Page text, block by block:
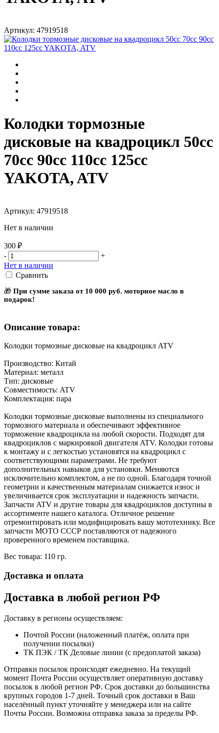
Артикул: 47919518
Колодки тормозные
дисковые на квадроцикл 50cc
70cc 90cc 110cc 125cc
YAKOTA, ATV
Артикул: 47919518
Нет в наличии
300 ₽
-
+
Нет в наличии
Сравнить
🎁 При сумме заказа от 10 000 руб. моторное масло в
подарок!
Описание товара:
Колодки тормозные дисковые на квадроцикл ATV
Производство: Китай
Материал: металл
Тип: дисковые
Совместимость: ATV
Комплектация: пара
Колодки тормозные дисковые выполнены из специального
тормозного материала и обеспечивают эффективное
торможение квадроцикла на любой скорости. Подходят для
квадроциклов с маркировкой двигателя ATV. Колодки готовы
к монтажу и с легкостью установятся на квадроцикл с
соответствующими параметрами. Не требуют
дополнительных навыков для установки. Меняются
исключительно комплектом, а не по одной. Благодаря точной
геометрии и качественным материалам снижается износ и
увеличивается срок эксплуатации и надежность запчасти.
Запчасти ATV и другие товары для квадроциклов доступны в
ассортименте нашего каталога. Отличное решение
отремонтировать или модифицировать вашу мототехнику. Все
запчасти МОТО СССР поставляются от надежного
проверенного временем поставщика.
Вес товара: 110 гр.
Доставка и оплата
Доставка в любой регион РФ
Доставку в регионы осуществляем:
Почтой России (наложенный платёж, оплата при
получении посылки)
ТК ПЭК / ТК Деловые линии (с предоплатой заказа)
Отправки посылок происходят ежедневно. На текущий
момент Почта России осуществляет оперативную доставку
посылок в любой регион РФ. Срок доставки до большинства
крупных городов 1-7 дней. Точный срок доставки в Ваш
населённый пункт уточняйте у менеджера или на сайте
Почты России. Возможна отправка заказа за пределы РФ.